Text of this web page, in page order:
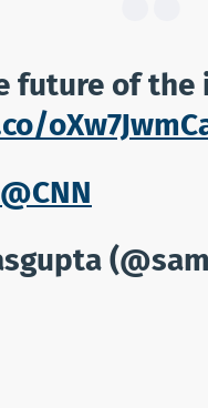
future of the
@CNN